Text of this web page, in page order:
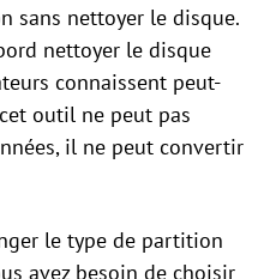
sans nettoyer le disque.
nettoyer le disque
connaissent peut-
outil ne peut pas
il ne peut convertir
le type de partition
avez besoin de choisir